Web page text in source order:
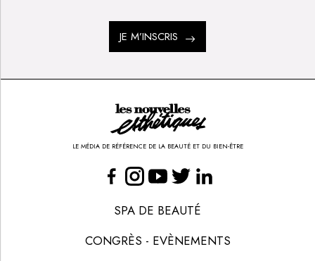
JE M’INSCRIS
LE MÉDIA DE RÉFÉRENCE DE LA BEAUTÉ ET DU BIEN-ÊTRE
SPA DE BEAUTÉ
CONGRÈS - EVÈNEMENTS